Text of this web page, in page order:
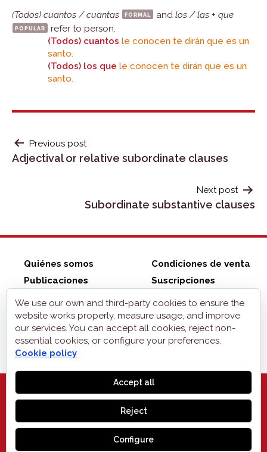
(Todos) cuantos / cuantas formal and los / las + que
popular
refer to person.
(Todos) cuantos le conocen te dirán que es un
santo.
(Todos) los que le conocen te dirán que es un
santo.
POST
NAVIGATION
Previous post
Adjectival or relative subordinate clauses
Next post
Subordinate substantive clauses
Quiénes somos
Publicaciones
ZonaELE shop
Condiciones de venta
Suscripciones
Contacto
Aviso legal
Privacidad
Cookies
We use our own and third-party cookies to ensure the
website works properly, measure usage, and improve
our services. You can accept all cookies, reject non-
essential cookies, or configure your preferences.
Cookie policy
Accept all
Reject
Configure